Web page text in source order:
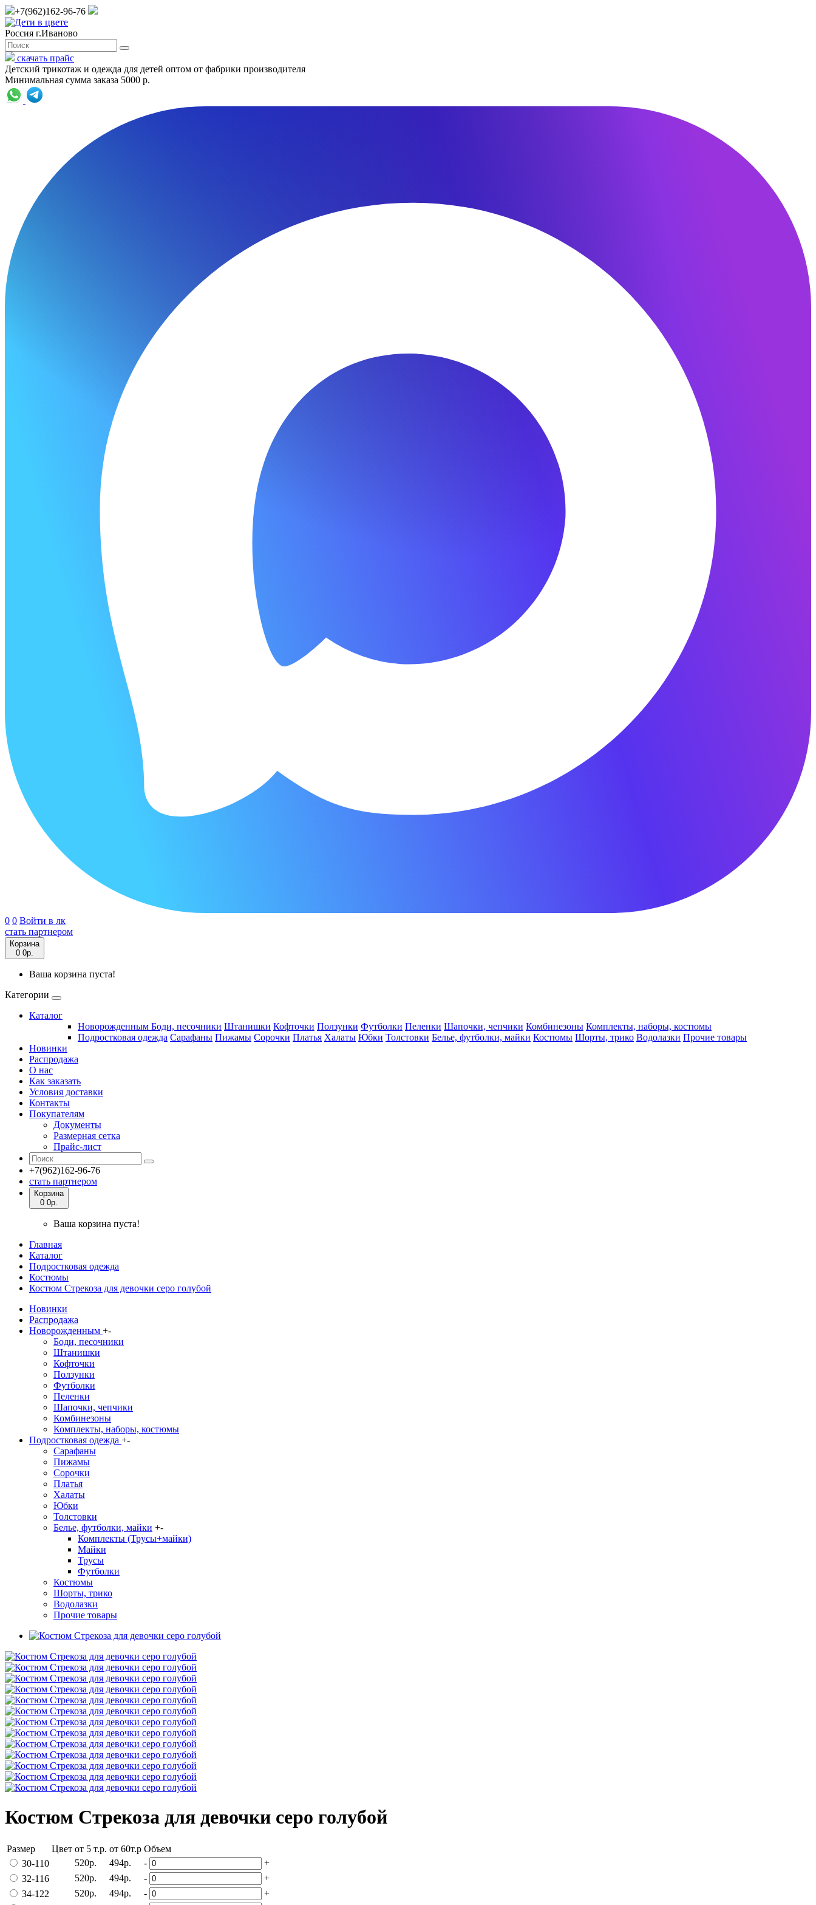
+7(962)162-96-76
Россия г.Иваново
скачать прайс
Детский трикотаж и одежда для детей оптом от фабрики производителя
Минимальная сумма заказа 5000 р.
0 0 Войти в лк
стать партнером
Корзина
0 0р.
Ваша корзина пуста!
Категории
Каталог
Новорожденным Боди, песочники Штанишки Кофточки Ползунки Футболки Пеленки Шапочки, чепчики Комбинезоны Комплекты, наборы, костюмы
Подростковая одежда Сарафаны Пижамы Сорочки Платья Халаты Юбки Толстовки Белье, футболки, майки Костюмы Шорты, трико Водолазки Прочие товары
Новинки
Распродажа
О нас
Как заказать
Условия доставки
Контакты
Покупателям
Документы
Размерная сетка
Прайс-лист
+7(962)162-96-76
стать партнером
Корзина
0 0р.
Ваша корзина пуста!
Главная
Каталог
Подростковая одежда
Костюмы
Костюм Стрекоза для девочки серо голубой
Новинки
Распродажа
Новорожденным +-
Боди, песочники
Штанишки
Кофточки
Ползунки
Футболки
Пеленки
Шапочки, чепчики
Комбинезоны
Комплекты, наборы, костюмы
Подростковая одежда +-
Сарафаны
Пижамы
Сорочки
Платья
Халаты
Юбки
Толстовки
Белье, футболки, майки +-
Комплекты (Трусы+майки)
Майки
Трусы
Футболки
Костюмы
Шорты, трико
Водолазки
Прочие товары
Костюм Стрекоза для девочки серо голубой
Размер Цвет от 5 т.р. от 60т.р Объем
30-110
520р. 494р. -
+
32-116
520р. 494р. -
+
34-122
520р. 494р. -
+